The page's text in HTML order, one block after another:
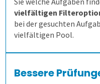
Allen, die
Schulungen
Demoversion
Einstieg
Extras
vielfältigen
bei der gesuchten
vielfältigen Pool.
Bessere